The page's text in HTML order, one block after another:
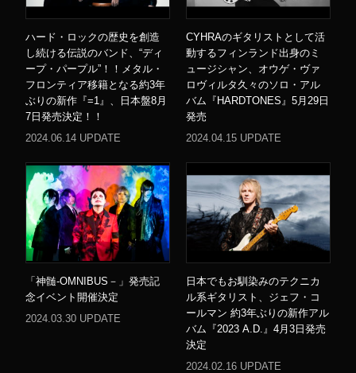
ハード・ロックの歴史を創造
し続ける伝説のバンド、“ディ
ープ・パープル”！！メタル・
フロンティア移籍となる約3年
ぶりの新作『=1』、日本盤8月
7日発売決定！！
2024.06.14 UPDATE
CYHRAのギタリストとして活
動するフィンランド出身のミ
ュージシャン、オウゲ・ヴァ
ロヴィルタ久々のソロ・アル
バム『HARDTONES』5月29日
発売
2024.04.15 UPDATE
「神髄-OMNIBUS－」発売記
念イベント開催決定
2024.03.30 UPDATE
日本でもお馴染みのテクニカ
ル系ギタリスト、ジェフ・コ
ールマン 約3年ぶりの新作アル
バム『2023 A.D.』4月3日発売
決定
2024.02.16 UPDATE